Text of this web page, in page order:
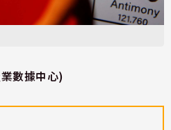
數據中心)